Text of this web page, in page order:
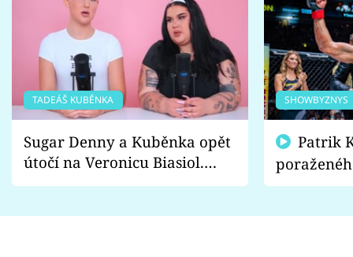
TADEÁŠ KUBĚNKA
Sugar Denny a Kuběnka opět
útočí na Veronicu Biasiol.
Proč je podle nich falešná a
SHOWBYZNYS
fanoušci